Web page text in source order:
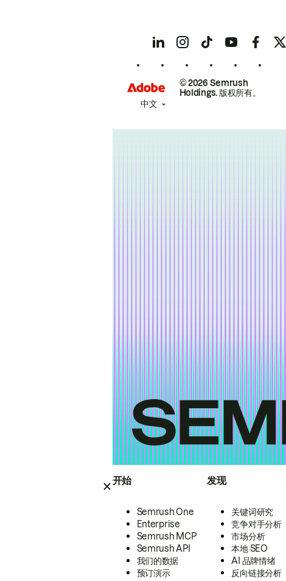
开始
Semrush One
Enterprise
Semrush MCP
Semrush API
我们的数据
预订演示
发现
关键词研究
竞争对手分析
市场分析
本地 SEO
AI 品牌情绪
反向链接分析
© 2026 Semrush
Holdings. 版权所有。
中文